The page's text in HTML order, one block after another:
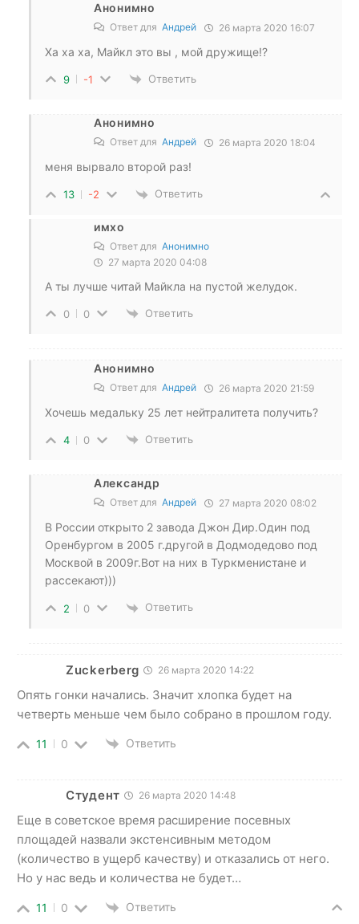
Анонимно
Ответ для Андрей 26 марта 2020 16:07
Ха ха ха, Майкл это вы , мой дружище!?
9 -1 Ответить
Анонимно
Ответ для Андрей 26 марта 2020 18:04
меня вырвало второй раз!
13 -2 Ответить
имхо
Ответ для Анонимно
27 марта 2020 04:08
А ты лучше читай Майкла на пустой желудок.
0 0 Ответить
Анонимно
Ответ для Андрей 26 марта 2020 21:59
Хочешь медальку 25 лет нейтралитета получить?
4 0 Ответить
Александр
Ответ для Андрей 27 марта 2020 08:02
В России открыто 2 завода Джон Дир.Один под
Оренбургом в 2005 г.другой в Додмодедово под
Москвой в 2009г.Вот на них в Туркменистане и
рассекают)))
2 0 Ответить
Zuckerberg 26 марта 2020 14:22
Опять гонки начались. Значит хлопка будет на
четверть меньше чем было собрано в прошлом году.
11 0 Ответить
Студент 26 марта 2020 14:48
Еще в советское время расширение посевных
площадей назвали экстенсивным методом
(количество в ущерб качеству) и отказались от него.
Но у нас ведь и количества не будет…
11 0 Ответить